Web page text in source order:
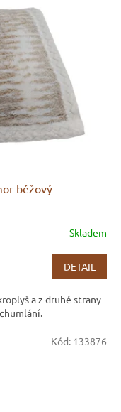
béžový
Skladem
DETAIL
a z druhé strany
Kód: 133876